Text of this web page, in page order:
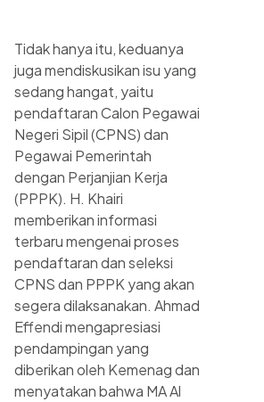
Tidak hanya itu, keduanya
juga mendiskusikan isu yang
sedang hangat, yaitu
pendaftaran Calon Pegawai
Negeri Sipil (CPNS) dan
Pegawai Pemerintah
dengan Perjanjian Kerja
(PPPK). H. Khairi
memberikan informasi
terbaru mengenai proses
pendaftaran dan seleksi
CPNS dan PPPK yang akan
segera dilaksanakan. Ahmad
Effendi mengapresiasi
pendampingan yang
diberikan oleh Kemenag dan
menyatakan bahwa MA Al